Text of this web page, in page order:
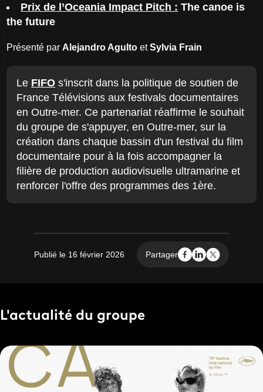
Prix de l’Oceania Impact Pitch : The canoe is
the future
Présenté par Alejandro Agulto etSylvia Frain
Le FIFO s'inscrit dans la politique de soutien de
France Télévisions aux festivals documentaires
en Outre-mer. Ce partenariat réaffirme le souhait
du groupe de s'appuyer, en Outre-mer, sur la
création dans chaque bassin d'un festival du film
documentaire pour à la fois accompagner la
filière de production audiovisuelle ultramarine et
renforcer l'offre des programmes des 1ère.
Publié le 16 février 2026 Partager
L'actualité du groupe